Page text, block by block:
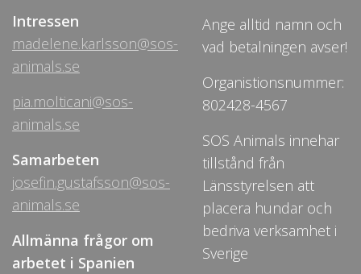
Intressen
madelene.karlsson@sos-
animals.se
pia.molticani@sos-
animals.se
Samarbeten
josefin.gustafsson@sos-
animals.se
Allmänna frågor om
arbetet i Spanien
Ange alltid namn och
vad betalningen avser!
Organistionsnummer:
802428-4567
SOS Animals innehar
tillstånd från
Länsstyrelsen att
placera hundar och
bedriva verksamhet i
Sverige